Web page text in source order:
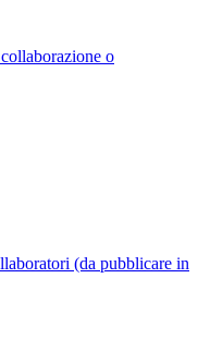
o
(da pubblicare in